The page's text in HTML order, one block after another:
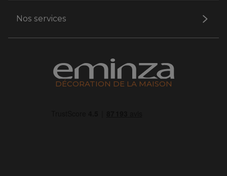
Nos services
DÉCORATION DE LA MAISON